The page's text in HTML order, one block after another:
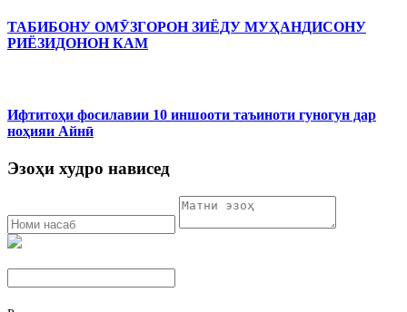
ТАБИБОНУ ОМӮЗГОРОН ЗИЁДУ МУҲАНДИСОНУ
РИЁЗИДОНОН КАМ
Ифтитоҳи фосилавии 10 иншооти таъиноти гуногун дар
ноҳияи Айнӣ
Эзоҳи худро нависед